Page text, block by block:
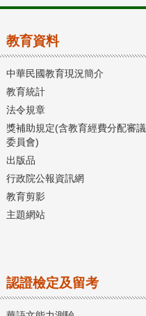
教育資料
中華民國教育現況簡介
教育統計
法令規章
獎補助規定(含教育經費分配審議
委員會)
出版品
行政院公報資訊網
教育剪影
主題網站
認證檢定及留考